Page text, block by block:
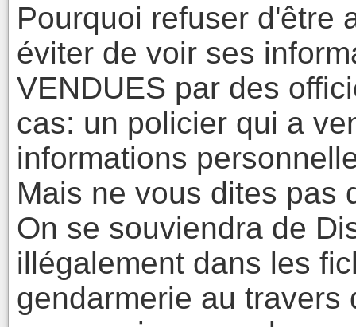
Pourquoi refuser d'être
éviter de voir ses
VENDUES par des
cas: un policier qui a
informations
Mais ne vous dites pas
On se souviendra de
illégalement dans les
gendarmerie au